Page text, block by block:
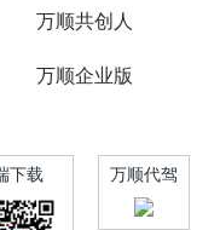
万顺共创人
万顺企业版
下载 万顺代驾